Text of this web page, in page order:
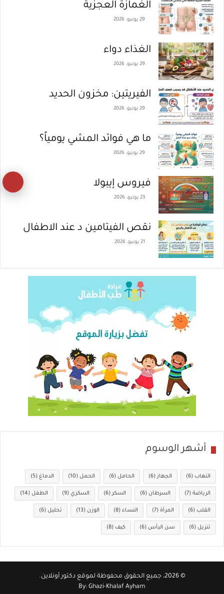
الغمازة العجزية
29 يونيو، 2026
الغذاء دواء
29 يونيو، 2026
الفيريتين: مخزون الحديد
29 يونيو، 2026
ما هي فوائد المشي يومياً؟
29 يونيو، 2026
فيروس إيبولا
23 يونيو، 2026
نقص الفيتامين د عند الاطفال
21 يونيو، 2026
أشهر الوسوم
التهاب (6) الجهاز (6) الحامل (6) الحمل (10) الدماغ (5)
الرياضة (7) السرطان (6) السكر (6) السكري (9) الطفل (14)
القلب (6) المرأة (7) النساء (8) الوزن (13) تحليل (6)
تنزيل (6) سن اليأس (6) كيف (8)
© 2026، جميع الحقوق محفوظة لموقع دكتور أونلاين.
By: Ghazi-Khalaf Ayham
زر